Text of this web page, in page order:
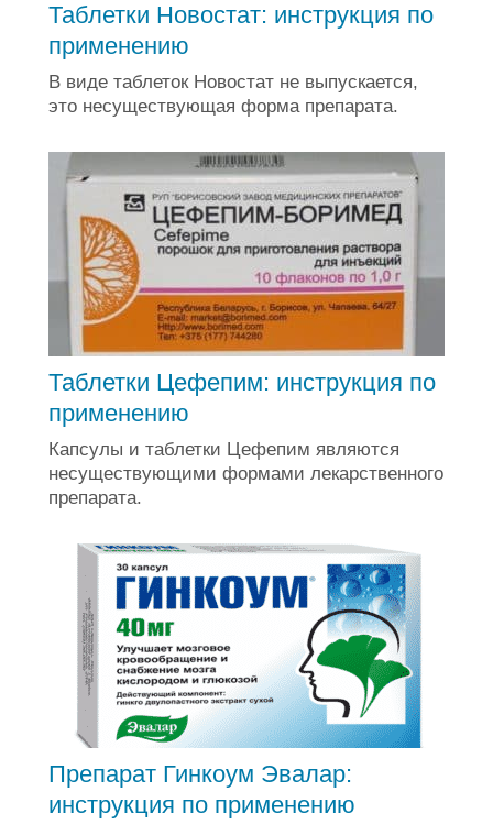
Таблетки Новостат: инструкция по
применению
В виде таблеток Новостат не выпускается,
это несуществующая форма препарата.
Таблетки Цефепим: инструкция по
применению
Капсулы и таблетки Цефепим являются
несуществующими формами лекарственного
препарата.
Препарат Гинкоум Эвалар:
инструкция по применению